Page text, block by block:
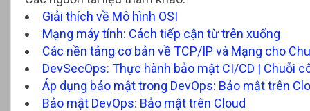
Giải thích về Mô hình OSI
Mạng máy tính: Cách tiếp cận từ trên xuống
Các nền tảng cơ bản về TCP/IP và Mạng cho
DevSecOps: Thực hành bảo mật CI/CD | Chuỗi
Áp dụng bảo mật trong DevOps: Bảo mật trên
Bảo mật DevOps: Bảo mật trên Cloud